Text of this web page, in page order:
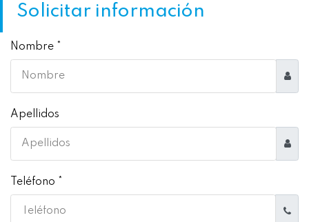
Solicitar información
Nombre *
Apellidos
Teléfono *